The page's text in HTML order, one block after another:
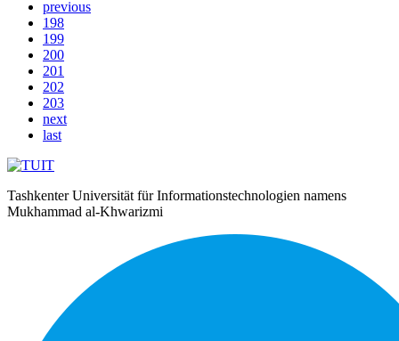
previous
198
199
200
201
202
203
next
last
Tashkenter Universität für Informationstechnologien namens
Mukhammad al-Khwarizmi